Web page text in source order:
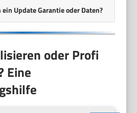
Update Garantie oder Daten?
oder Profi
Eine